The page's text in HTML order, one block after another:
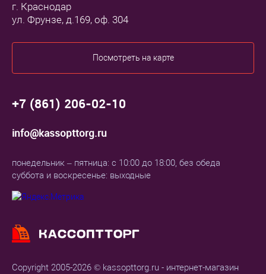
Copyright 2005-2026 © kassopttorg.ru - интернет-магазин
г. Краснодар
ул. Фрунзе, д.169, оф. 304
Посмотреть на карте
+7 (861) 206-02-10
info@kassopttorg.ru
понедельник – пятница: с 10:00 до 18:00, без обеда
суббота и воскресенье: выходные